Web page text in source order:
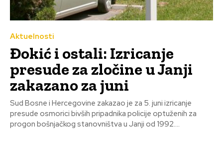
Aktuelnosti
Đokić i ostali: Izricanje
presude za zločine u Janji
zakazano za juni
Sud Bosne i Hercegovine zakazao je za 5. juni izricanje
presude osmorici bivših pripadnika policije optuženih za
progon bošnjačkog stanovništva u Janji od 1992....